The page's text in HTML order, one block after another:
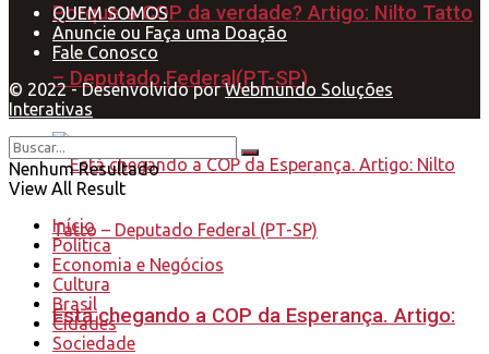
Porque a COP da verdade? Artigo: Nilto Tatto
– Deputado Federal(PT-SP)
Está chegando a COP da Esperança. Artigo:
QUEM SOMOS
Anuncie ou Faça uma Doação
Fale Conosco
© 2022 - Desenvolvido porWebmundo Soluções
Interativas
Nenhum Resultado
View All Result
Início
Política
Economia e Negócios
Cultura
Brasil
Cidades
Sociedade